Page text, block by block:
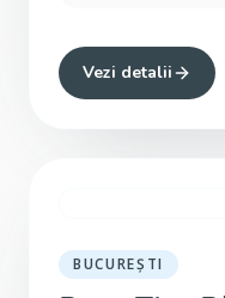
Vezi detalii
BUCUREȘTI